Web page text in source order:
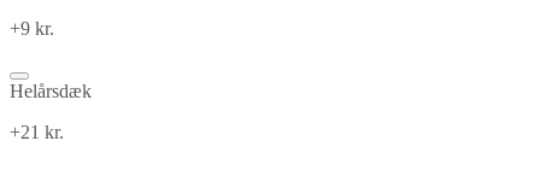
+9 kr.
Helårsdæk
+21 kr.